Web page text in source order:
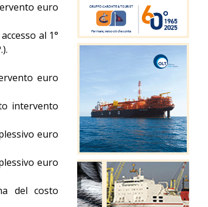
euro
al 1°
euro
intervento
euro
euro
del costo